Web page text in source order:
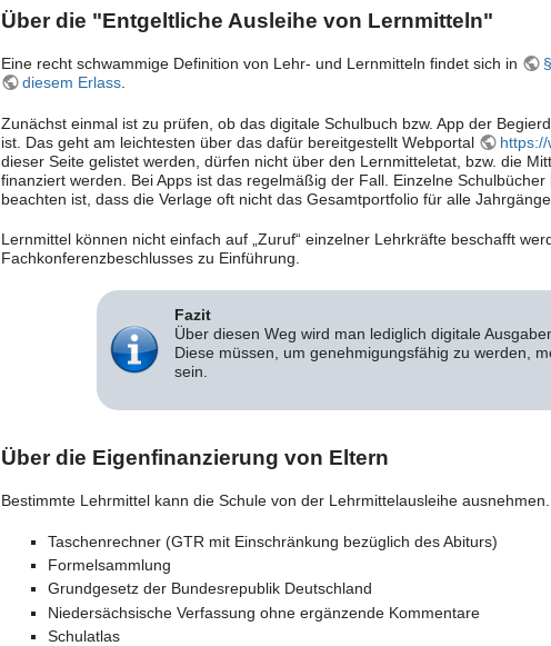
Über die "Entgeltliche Ausleihe von Lernmitteln"
Eine recht schwammige Definition von Lehr- und Lernmitteln findet sich in
diesem Erlass
Zunächst einmal ist zu prüfen, ob das digitale Schulbuch bzw. App der
ist. Das geht am leichtesten über das dafür bereitgestellt Webportal
dieser Seite gelistet werden, dürfen nicht über den Lernmitteletat, bzw. die
finanziert werden. Bei Apps ist das regelmäßig der Fall. Einzelne
beachten ist, dass die Verlage oft nicht das Gesamtportfolio für alle
Lernmittel können nicht einfach auf „Zuruf“ einzelner Lehrkräfte beschafft
Fachkonferenzbeschlusses zu Einführung.
Fazit
Über diesen Weg wird man lediglich digitale
Diese müssen, um genehmigungsfähig zu werden,
sein.
Über die Eigenfinanzierung von Eltern
Bestimmte Lehrmittel kann die Schule von der Lehrmittelausleihe
Taschenrechner (GTR mit Einschränkung bezüglich des Abiturs)
Formelsammlung
Grundgesetz der Bundesrepublik Deutschland
Niedersächsische Verfassung ohne ergänzende Kommentare
Schulatlas